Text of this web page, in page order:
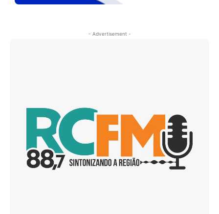
- Advertisement -